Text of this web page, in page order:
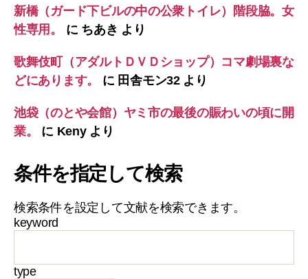
新橋（ガード下ビルの中の公衆トイレ）階段脇。女
性専用。
に ちあき より
歌舞伎町（アダルトＤＶＤショップ）コマ劇場裏な
どにあります。
に 田舎モン32より
池袋（のとや会館）ヤミ市の最後の賑わいの頃に開
業。
に Kenyより
条件を指定して検索
検索条件を設定して文献を検索できます。
keyword
type